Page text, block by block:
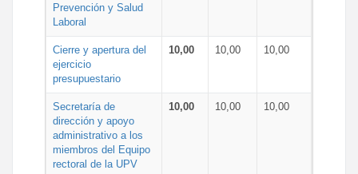
Prevención y Salud
Laboral
Cierre y apertura del
ejercicio
presupuestario
10,00 10,00 10,00
Secretaría de
dirección y apoyo
administrativo a los
miembros del Equipo
rectoral de la UPV
10,00 10,00 10,00